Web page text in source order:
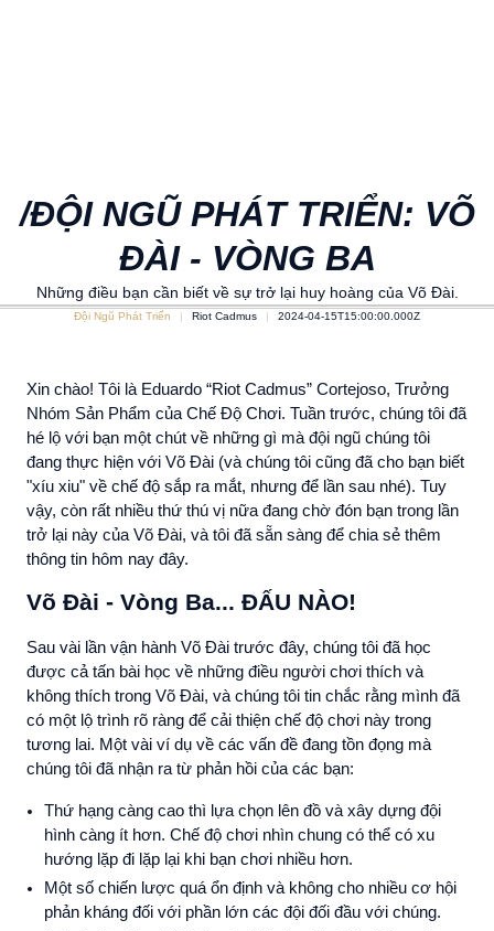
/ĐỘI NGŨ PHÁT TRIỂN: VÕ
ĐÀI - VÒNG BA
Những điều bạn cần biết về sự trở lại huy hoàng của Võ Đài.
Đội Ngũ Phát Triển Riot Cadmus 2024-04-15T15:00:00.000Z
Xin chào! Tôi là Eduardo “Riot Cadmus” Cortejoso, Trưởng
Nhóm Sản Phẩm của Chế Độ Chơi. Tuần trước, chúng tôi đã
hé lộ với bạn một chút về những gì mà đội ngũ chúng tôi
đang thực hiện với Võ Đài (và chúng tôi cũng đã cho bạn biết
"xíu xiu" về chế độ sắp ra mắt, nhưng để lần sau nhé). Tuy
vậy, còn rất nhiều thứ thú vị nữa đang chờ đón bạn trong lần
trở lại này của Võ Đài, và tôi đã sẵn sàng để chia sẻ thêm
thông tin hôm nay đây.
Võ Đài - Vòng Ba... ĐẤU NÀO!
Sau vài lần vận hành Võ Đài trước đây, chúng tôi đã học
được cả tấn bài học về những điều người chơi thích và
không thích trong Võ Đài, và chúng tôi tin chắc rằng mình đã
có một lộ trình rõ ràng để cải thiện chế độ chơi này trong
tương lai. Một vài ví dụ về các vấn đề đang tồn đọng mà
chúng tôi đã nhận ra từ phản hồi của các bạn:
Thứ hạng càng cao thì lựa chọn lên đồ và xây dựng đội
hình càng ít hơn. Chế độ chơi nhìn chung có thể có xu
hướng lặp đi lặp lại khi bạn chơi nhiều hơn.
Một số chiến lược quá ổn định và không cho nhiều cơ hội
phản kháng đối với phần lớn các đội đối đầu với chúng.